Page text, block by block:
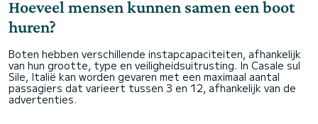
Hoeveel mensen kunnen samen een boot
huren?
Boten hebben verschillende instapcapaciteiten, afhankelijk
van hun grootte, type en veiligheidsuitrusting. In Casale sul
Sile, Italië kan worden gevaren met een maximaal aantal
passagiers dat varieert tussen 3 en 12, afhankelijk van de
advertenties.